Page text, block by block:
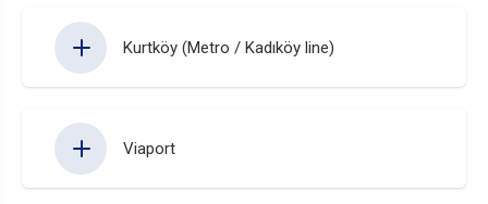
Kurtköy (Metro / Kadıköy line)
Viaport